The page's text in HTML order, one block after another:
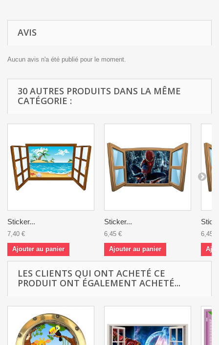
AVIS
Aucun avis n'a été publié pour le moment.
30 AUTRES PRODUITS DANS LA MÊME
CATÉGORIE :
Sticker...
7,40 €
Ajouter au panier
Sticker...
6,45 €
Ajouter au panier
6,45 €
LES CLIENTS QUI ONT ACHETÉ CE
PRODUIT ONT ÉGALEMENT ACHETÉ...